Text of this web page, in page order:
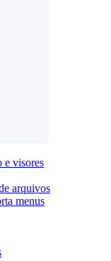
e visores
arquivos
menus